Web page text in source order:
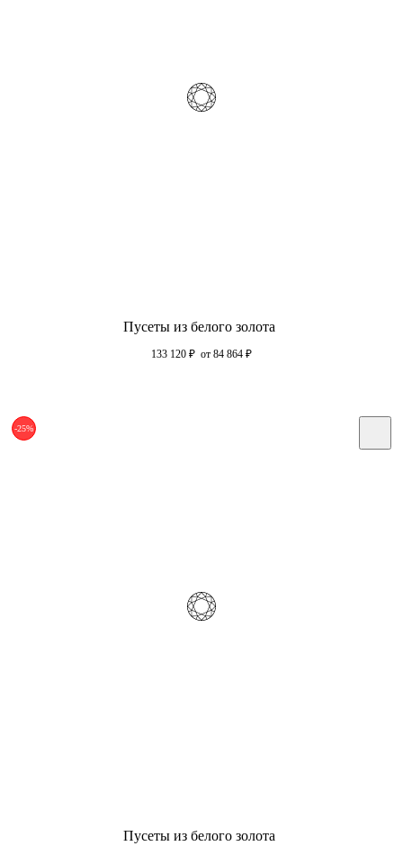
Пусеты из белого золота
133 120 ₽ от 84 864 ₽
-25%
Пусеты из белого золота